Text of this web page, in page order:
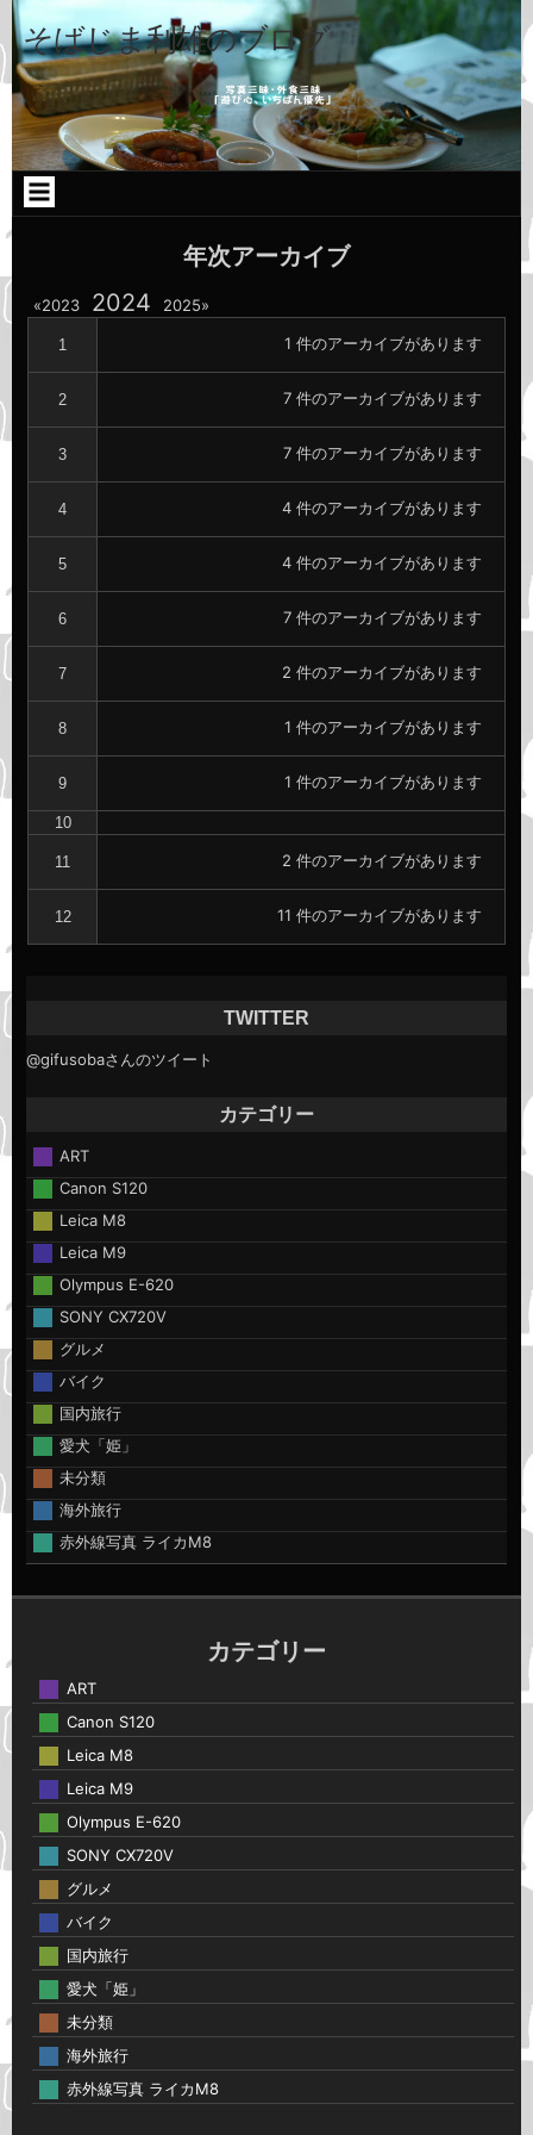
コ
ン
テ
ン
ツ
へ
ス
キ
ッ
Skip
to
TEXT-
9
Skip
to
CATEGORIES-
2
Skip
to
CATEGORIES-
2
そばじま利雄のブログ
年次アーカイブ
年
別
2023
年
の
ン
2024
年
別
2025
1 1 件のアーカイブがあります
2 7 件のアーカイブがあります
3 7 件のアーカイブがあります
4 4 件のアーカイブがあります
5 4 件のアーカイブがあります
6 7 件のアーカイブがあります
7 2 件のアーカイブがあります
8 1 件のアーカイブがあります
9 1 件のアーカイブがあります
10
11 2 件のアーカイブがあります
12 11 件のアーカイブがあります
TWITTER
@gifusobaさんのツイート
カテゴリー
ART
Canon S120
Leica M8
Leica M9
Olympus E-620
SONY CX720V
グルメ
バイク
国内旅行
愛犬「姫」
未分類
海外旅行
赤外線写真 ライカM8
カテゴリー
ART
Canon S120
Leica M8
Leica M9
Olympus E-620
SONY CX720V
グルメ
バイク
国内旅行
愛犬「姫」
未分類
海外旅行
赤外線写真 ライカM8